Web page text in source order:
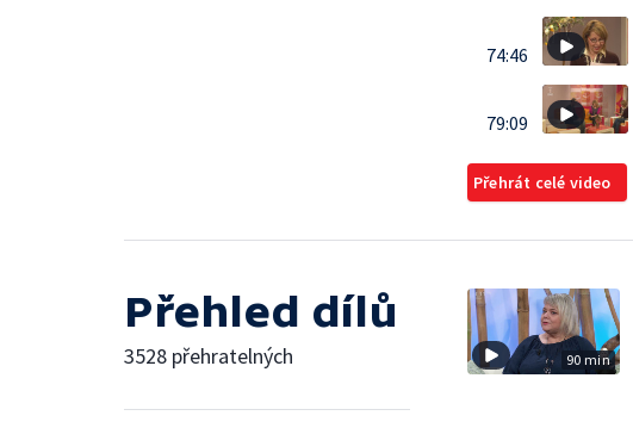
74:46
79:09
Přehrát celé video
Přehled dílů
3528 přehratelných 90 min